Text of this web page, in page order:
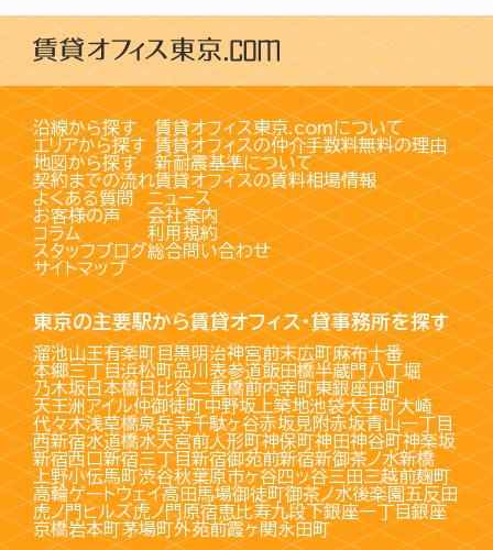
沿線から探す
エリアから探す
地図から探す
契約までの流れ
賃貸オフィス東京.comについて
賃貸オフィスの仲介手数料無料の理由
新耐震基準について
賃貸オフィスの賃料相場情報
よくある質問
お客様の声
コラム
スタッフブログ
サイトマップ
ニュース
会社案内
利用規約
総合問い合わせ
東京の主要駅から賃貸オフィス・貸事務所を探す
溜池山王有楽町目黒明治神宮前末広町麻布十番
本郷三丁目浜松町品川 表参道飯田橋半蔵門八丁堀
乃木坂日本橋日比谷二重橋前内幸町東銀座田町
天王洲アイル仲御徒町中野坂上築地池袋大手町大崎
代々木浅草橋泉岳寺千駄ヶ谷赤坂見附赤坂青山一丁目
西新宿水道橋水天宮前人形町神保町神田神谷町神楽坂
新宿西口新宿三丁目新宿御苑前新宿新御茶ノ水新橋
上野小伝馬町渋谷秋葉原市ヶ谷四ッ谷三田三越前麹町
高輪ゲートウェイ高田馬場御徒町御茶ノ水後楽園五反田
虎ノ門ヒルズ虎ノ門原宿恵比寿九段下銀座一丁目銀座
京橋岩本町茅場町外苑前霞ヶ関永田町